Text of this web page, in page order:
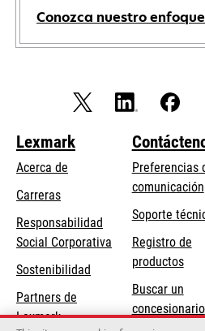
Conozca nuestro enfoque
Lexmark
Acerca de
Carreras
Responsabilidad
Social Corporativa opens
new
tab
Sostenibilidad
Partners de
Lexmark
Preferencias
comunicación
Soporte
Registro de
productos
Buscar un
concesionario